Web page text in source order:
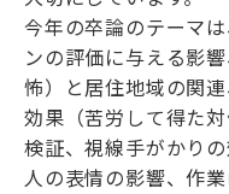
今年の卒論のテーマ
ンの評価に与える影
怖）と居住地域の関
効果（苦労して得た
検証、視線手がかり
人の表情の影響、作